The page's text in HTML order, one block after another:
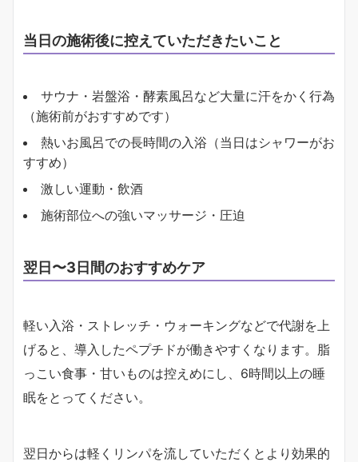
当日の施術後に控えていただきたいこと
サウナ・岩盤浴・酵素風呂など大量に汗をかく行為
（施術前がおすすめです）
熱いお風呂での長時間の入浴（当日はシャワーがお
すすめ）
激しい運動・飲酒
施術部位への強いマッサージ・圧迫
翌日〜3日間のおすすめケア
軽い入浴・ストレッチ・ウォーキングなどで代謝を上
げると、導入したペプチドが働きやすくなります。脂
っこい食事・甘いものは控えめにし、6時間以上の睡
眠をとってください。
翌日からは軽くリンパを流していただくとより効果的